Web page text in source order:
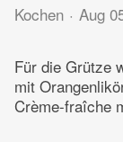
Kochen Aug
Für die Grütze
mit
Crème-fraîche